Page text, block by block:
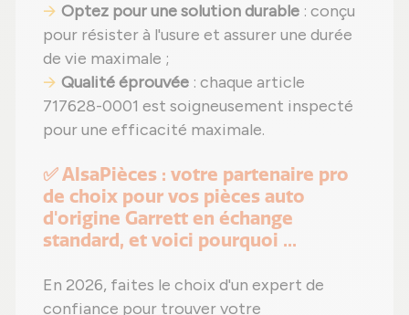
Optez pour une solution durable : conçu
pour résister à l'usure et assurer une durée
de vie maximale ;
Qualité éprouvée : chaque article
717628-0001 est soigneusement inspecté
pour une efficacité maximale.
✅ AlsaPièces : votre partenaire pro
de choix pour vos pièces auto
d'origine Garrett en échange
standard, et voici pourquoi ...
En 2026, faites le choix d'un expert de
confiance pour trouver votre